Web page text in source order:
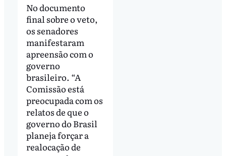
No documento
final sobre o veto,
os senadores
manifestaram
apreensão com o
governo
brasileiro. “A
Comissão está
preocupada com os
relatos de que o
governo do Brasil
planeja forçar a
realocação de